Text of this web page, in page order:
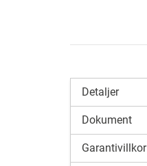
Detaljer
Dokument
Garantivillkor